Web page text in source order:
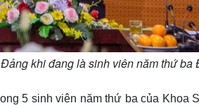
khi đang là sinh viên năm thứ ba
5 sinh viên năm thứ ba của Khoa